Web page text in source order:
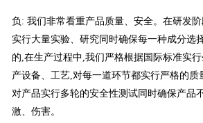
负: 我们非常看重产品质量、安全。在研发
实行大量实验、研究同时确保每一种成分选
的,在生产过程中,我们严格根据国际标准实
产设备、工艺,对每一道环节都实行严格的质
对产品实行多轮的安全性测试同时确保产品
激、伤害。